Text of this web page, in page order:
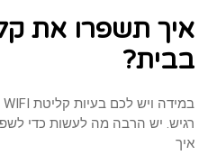
בבית?
איך